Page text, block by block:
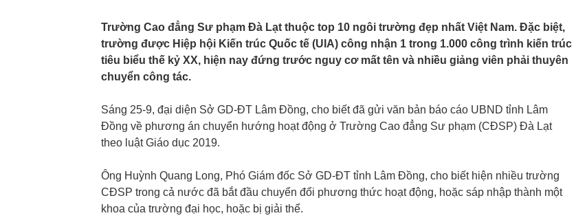
Trường Cao đẳng Sư phạm Đà Lạt thuộc top 10 ngôi trường đẹp nhất Việt Nam. Đặc biệt,
trường được Hiệp hội Kiến trúc Quốc tế (UIA) công nhận 1 trong 1.000 công trình kiến trúc
tiêu biểu thế kỷ XX, hiện nay đứng trước nguy cơ mất tên và nhiều giảng viên phải thuyên
chuyển công tác.
Sáng 25-9, đại diện Sở GD-ĐT Lâm Đồng, cho biết đã gửi văn bản báo cáo UBND tỉnh Lâm
Đồng về phương án chuyển hướng hoạt động ở Trường Cao đẳng Sư phạm (CĐSP) Đà Lạt
theo luật Giáo dục 2019.
Ông Huỳnh Quang Long, Phó Giám đốc Sở GD-ĐT tỉnh Lâm Đồng, cho biết hiện nhiều trường
CĐSP trong cả nước đã bắt đầu chuyển đổi phương thức hoạt động, hoặc sáp nhập thành một
khoa của trường đại học, hoặc bị giải thể.